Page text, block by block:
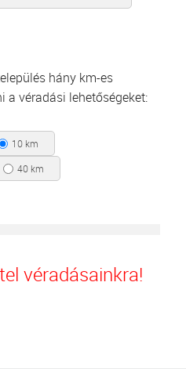
hány km-es
a véradási lehetőségeket:
10 km
40 km
véradásainkra!